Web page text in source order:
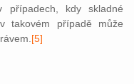
kdy skladné
takovém případě může
[5]